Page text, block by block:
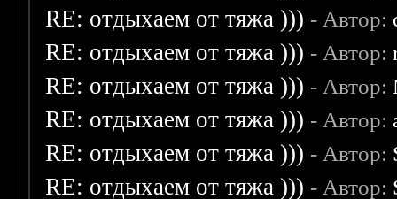
RE: отдыхаем от тяжа ))) - Автор:
RE: отдыхаем от тяжа ))) - Автор:
RE: отдыхаем от тяжа ))) - Автор:
RE: отдыхаем от тяжа ))) - Автор:
RE: отдыхаем от тяжа ))) - Автор:
RE: отдыхаем от тяжа ))) - Автор: